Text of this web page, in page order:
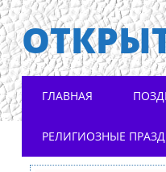
Main menu
ГЛАВНАЯ
РЕЛИГИОЗНЫЕ